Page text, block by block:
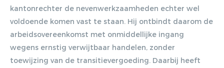
kantonrechter de nevenwerkzaamheden echter wel
voldoende komen vast te staan. Hij ontbindt daarom de
arbeidsovereenkomst met onmiddellijke ingang
wegens ernstig verwijtbaar handelen, zonder
toewijzing van de transitievergoeding. Daarbij heeft